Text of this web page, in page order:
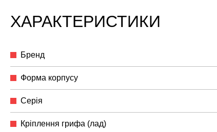
ХАРАКТЕРИСТИКИ
Бренд
Форма корпусу
Серія
Кріплення грифа (лад)